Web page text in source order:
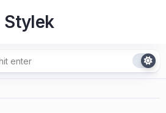
Stylek